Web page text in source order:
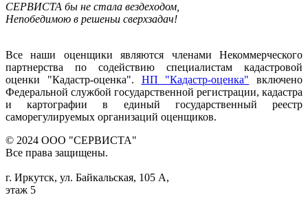
СЕРВИСТА бы не стала вездеходом,
Непобедимою в решеньи сверхзадач!
Все наши оценщики являются членами Некоммерческого
партнерства по содействию специалистам кадастровой
оценки "Кадастр-оценка". НП "Кадастр-оценка" включено
Федеральной службой государственной регистрации, кадастра
и картографии в единый государственный реестр
саморегулируемых организаций оценщиков.
© 2024 ООО "СЕРВИСТА"
Все права защищены.
г. Иркутск, ул. Байкальская, 105 А,
этаж 5